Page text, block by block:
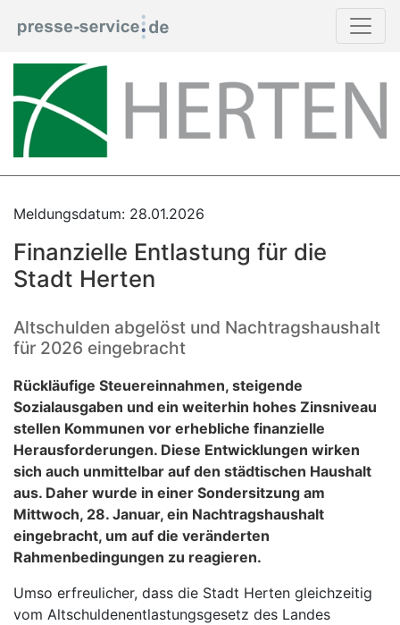
Meldungsdatum: 28.01.2026
Finanzielle Entlastung für die
Stadt Herten
Altschulden abgelöst und Nachtragshaushalt
für 2026 eingebracht
Rückläufige Steuereinnahmen, steigende
Sozialausgaben und ein weiterhin hohes Zinsniveau
stellen Kommunen vor erhebliche finanzielle
Herausforderungen. Diese Entwicklungen wirken
sich auch unmittelbar auf den städtischen Haushalt
aus. Daher wurde in einer Sondersitzung am
Mittwoch, 28. Januar, ein Nachtragshaushalt
eingebracht, um auf die veränderten
Rahmenbedingungen zu reagieren.
Umso erfreulicher, dass die Stadt Herten gleichzeitig
vom Altschuldenentlastungsgesetz des Landes